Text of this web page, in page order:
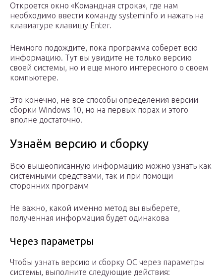
Откроется окно «Командная строка», где нам
необходимо ввести команду systeminfo и нажать на
клавиатуре клавишу Enter.
Немного подождите, пока программа соберет всю
информацию. Тут вы увидите не только версию
своей системы, но и еще много интересного о своем
компьютере.
Это конечно, не все способы определения версии
сборки Windows 10, но на первых порах и этого
вполне достаточно.
Узнаём версию и сборку
Всю вышеописанную информацию можно узнать как
системными средствами, так и при помощи
сторонних программ
Не важно, какой именно метод вы выберете,
полученная информация будет одинакова
Через параметры
Чтобы узнать версию и сборку ОС через параметры
системы, выполните следующие действия: